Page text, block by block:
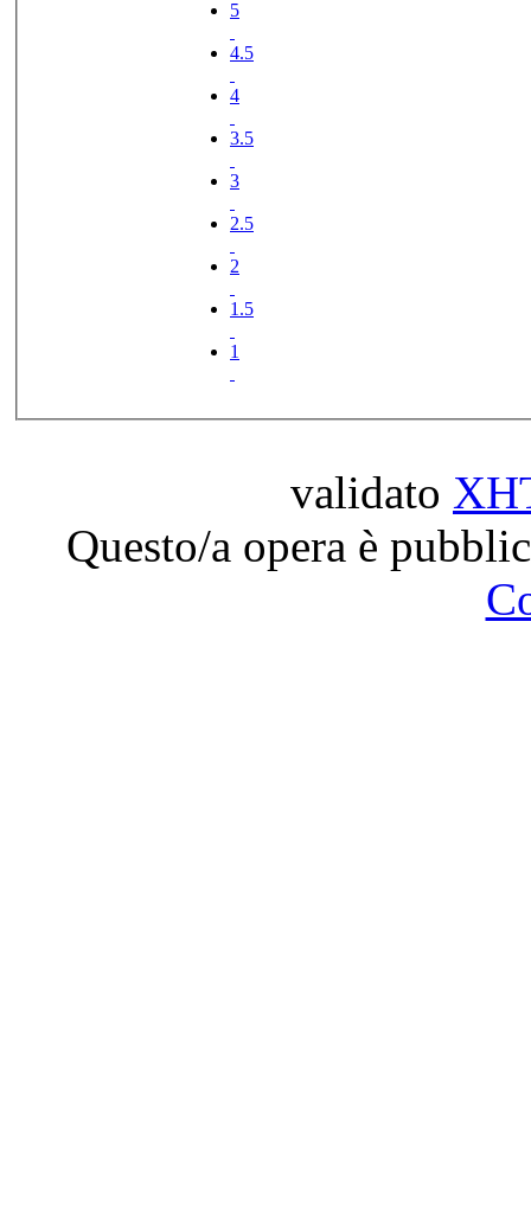
5
4.5
4
3.5
3
2.5
2
1.5
1
validato
Questo/a opera è